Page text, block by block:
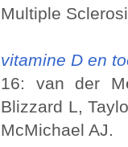
Multiple
vitamine D en
16: van der
Blizzard L,
McMichael AJ.